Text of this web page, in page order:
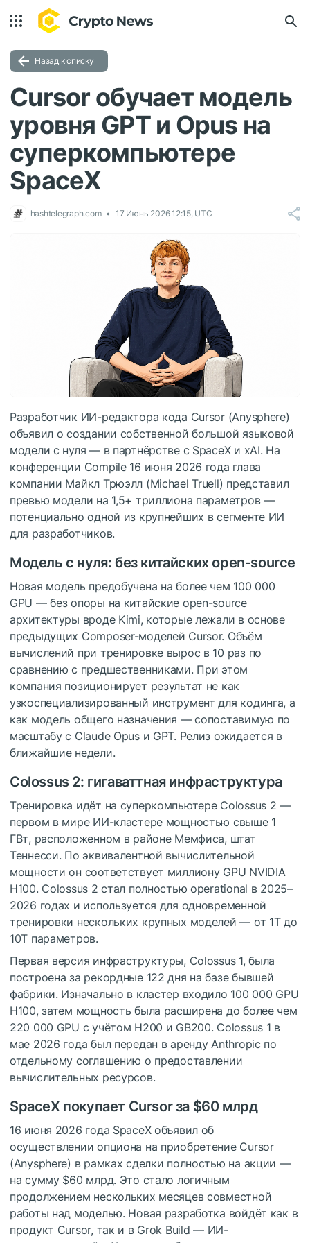
Назад к списку
Cursor обучает модель
уровня GPT и Opus на
суперкомпьютере
SpaceX
hashtelegraph.com 17 Июнь 2026 12:15, UTC
Разработчик ИИ-редактора кода Cursor (Anysphere)
объявил о создании собственной большой языковой
модели с нуля — в партнёрстве с SpaceX и xAI. На
конференции Compile 16 июня 2026 года глава
компании Майкл Трюэлл (Michael Truell) представил
превью модели на 1,5+ триллиона параметров —
потенциально одной из крупнейших в сегменте ИИ
для разработчиков.
Модель с нуля: без китайских open-source
Новая модель предобучена на более чем 100 000
GPU — без опоры на китайские open-source
архитектуры вроде Kimi, которые лежали в основе
предыдущих Composer-моделей Cursor. Объём
вычислений при тренировке вырос в 10 раз по
сравнению с предшественниками. При этом
компания позиционирует результат не как
узкоспециализированный инструмент для кодинга, а
как модель общего назначения — сопоставимую по
масштабу с Claude Opus и GPT. Релиз ожидается в
ближайшие недели.
Colossus 2: гигаваттная инфраструктура
Тренировка идёт на суперкомпьютере Colossus 2 —
первом в мире ИИ-кластере мощностью свыше 1
ГВт, расположенном в районе Мемфиса, штат
Теннесси. По эквивалентной вычислительной
мощности он соответствует миллиону GPU NVIDIA
H100. Colossus 2 стал полностью operational в 2025–
2026 годах и используется для одновременной
тренировки нескольких крупных моделей — от 1T до
10T параметров.
Первая версия инфраструктуры, Colossus 1, была
построена за рекордные 122 дня на базе бывшей
фабрики. Изначально в кластер входило 100 000 GPU
H100, затем мощность была расширена до более чем
220 000 GPU с учётом H200 и GB200. Colossus 1 в
мае 2026 года был передан в аренду Anthropic по
отдельному соглашению о предоставлении
вычислительных ресурсов.
SpaceX покупает Cursor за $60 млрд
16 июня 2026 года SpaceX объявил об
осуществлении опциона на приобретение Cursor
(Anysphere) в рамках сделки полностью на акции —
на сумму $60 млрд. Это стало логичным
продолжением нескольких месяцев совместной
работы над моделью. Новая разработка войдёт как в
продукт Cursor, так и в Grok Build — ИИ-